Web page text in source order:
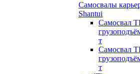
Самосвалы
Shantui
Самосвал
т
Самосвал
т